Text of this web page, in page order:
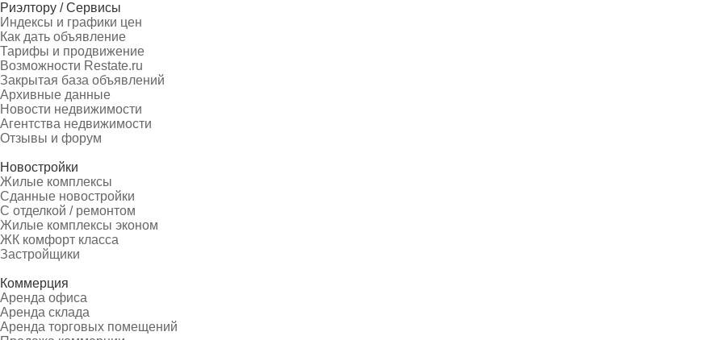
Риэлтору / Сервисы
Индексы и графики цен
Как дать объявление
Тарифы и продвижение
Возможности Restate.ru
Закрытая база объявлений
Архивные данные
Новости недвижимости
Агентства недвижимости
Отзывы и форум
Новостройки
Жилые комплексы
Сданные новостройки
С отделкой / ремонтом
Жилые комплексы эконом
ЖК комфорт класса
Застройщики
Коммерция
Аренда офиса
Аренда склада
Аренда торговых помещений